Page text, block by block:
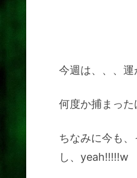
今週は、、、
何度か捕まった
ちなみに今も
し、yeah!!!!!w